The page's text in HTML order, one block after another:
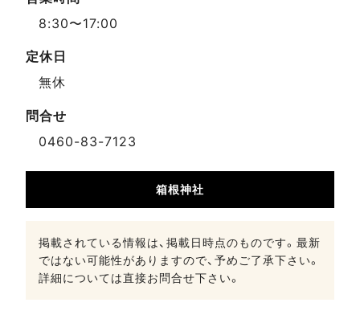
8:30〜17:00
定休日
無休
問合せ
0460-83-7123
箱根神社
掲載されている情報は、掲載日時点のものです。最新
ではない可能性がありますので、予めご了承下さい。
詳細については直接お問合せ下さい。